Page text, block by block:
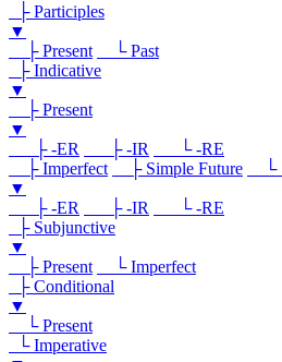
├ Participles
▼
├ Present
└ Past
├ Indicative
▼
├ Present
▼
├ -ER
├ -IR
└ -RE
├ Imperfect
├ Simple Future
└
▼
├ -ER
├ -IR
└ -RE
├ Subjunctive
▼
├ Present
└ Imperfect
├ Conditional
▼
└ Present
└ Imperative